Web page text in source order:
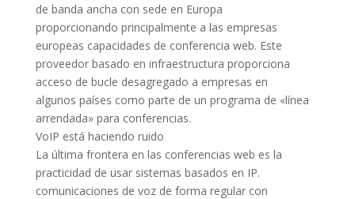
de banda ancha con sede en Europa
proporcionando principalmente a las empresas
europeas capacidades de conferencia web. Este
proveedor basado en infraestructura proporciona
acceso de bucle desagregado a empresas en
algunos países como parte de un programa de «línea
arrendada» para conferencias.
VoIP está haciendo ruido
La última frontera en las conferencias web es la
practicidad de usar sistemas basados ​​en IP.
comunicaciones de voz de forma regular con